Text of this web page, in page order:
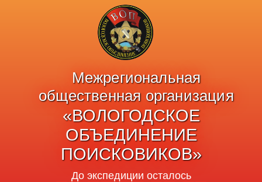
Межрегиональная
общественная организация
«ВОЛОГОДСКОЕ
ОБЪЕДИНЕНИЕ
ПОИСКОВИКОВ»
До экспедиции осталось